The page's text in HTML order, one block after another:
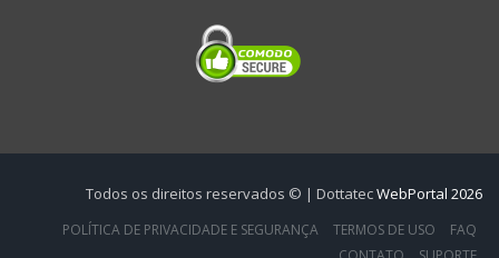
Todos os direitos reservados © | DottatecWebPortal 2026
POLÍTICA DE PRIVACIDADE E SEGURANÇA TERMOS DE USO
FAQ